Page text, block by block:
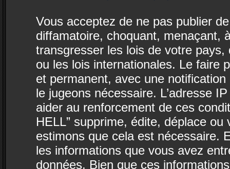
Vous acceptez de ne pas publier
diffamatoire, choquant, menaçant,
transgresser les lois de votre pays,
ou les lois internationales. Le faire
et permanent, avec une
le jugeons nécessaire. L’adresse
aider au renforcement de ces
HELL” supprime, édite, déplace
estimons que cela est nécessaire.
les informations que vous avez
données. Bien que ces